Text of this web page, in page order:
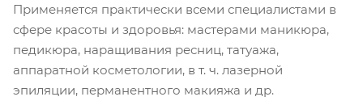
Применяется практически всеми специалистами в
сфере красоты и здоровья: мастерами маникюра,
педикюра, наращивания ресниц, татуажа,
аппаратной косметологии, в т. ч. лазерной
эпиляции, перманентного макияжа и др.